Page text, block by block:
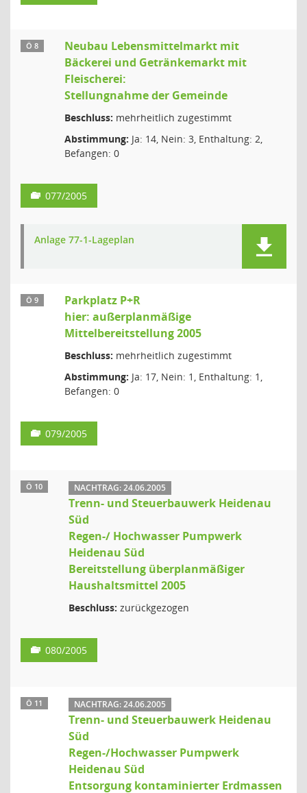
Ö 8
Neubau Lebensmittelmarkt mit
Bäckerei und Getränkemarkt mit
Fleischerei:
Stellungnahme der Gemeinde
Beschluss: mehrheitlich zugestimmt
Abstimmung: Ja: 14, Nein: 3, Enthaltung: 2,
Befangen: 0
077/2005
Anlage 77-1-Lageplan
Ö 9
Parkplatz P+R
hier: außerplanmäßige
Mittelbereitstellung 2005
Beschluss: mehrheitlich zugestimmt
Abstimmung: Ja: 17, Nein: 1, Enthaltung: 1,
Befangen: 0
079/2005
Ö 10 NACHTRAG: 24.06.2005
Trenn- und Steuerbauwerk Heidenau
Süd
Regen-/ Hochwasser Pumpwerk
Heidenau Süd
Bereitstellung überplanmäßiger
Haushaltsmittel 2005
Beschluss: zurückgezogen
080/2005
Ö 11 NACHTRAG: 24.06.2005
Trenn- und Steuerbauwerk Heidenau
Süd
Regen-/Hochwasser Pumpwerk
Heidenau Süd
Entsorgung kontaminierter Erdmassen